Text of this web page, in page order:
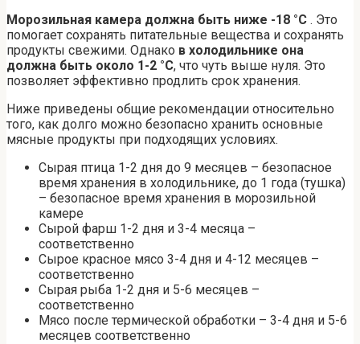
Морозильная камера должна быть ниже -18 °C . Это
помогает сохранять питательные вещества и сохранять
продукты свежими. Однако в холодильнике она
должна быть около 1-2 °C, что чуть выше нуля. Это
позволяет эффективно продлить срок хранения.
Ниже приведены общие рекомендации относительно
того, как долго можно безопасно хранить основные
мясные продукты при подходящих условиях.
Сырая птица 1-2 дня до 9 месяцев – безопасное
время хранения в холодильнике, до 1 года (тушка)
– безопасное время хранения в морозильной
камере
Сырой фарш 1-2 дня и 3-4 месяца –
соответственно
Сырое красное мясо 3-4 дня и 4-12 месяцев –
соответственно
Сырая рыба 1-2 дня и 5-6 месяцев –
соответственно
Мясо после термической обработки – 3-4 дня и 5-6
месяцев соответственно